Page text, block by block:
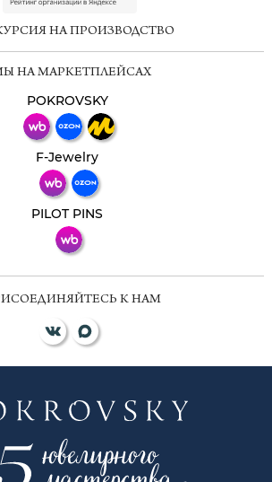
НА ПРОИЗВОДСТВО
НА МАРКЕТПЛЕЙСАХ
POKROVSKY
F-Jewelry
PILOT PINS
К НАМ